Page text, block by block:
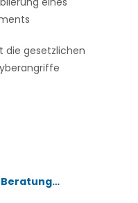
die gesetzlichen
Beratung…